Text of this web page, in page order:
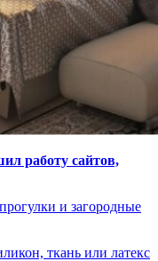
работу сайтов,
и загородные
ткань или латекс